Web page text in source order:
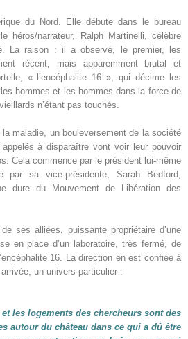
du Nord. Elle débute dans le bureau
héros/narrateur, Ralph Martinelli, célèbre
La raison : il a observé, le premier, les
récent, mais apparemment brutal et
« l’encéphalite 16 », qui décime les
hommes et les hommes dans la force de
n’étant pas touchés.
maladie, un bouleversement de la société
à disparaître vont voir leur pouvoir
Cela commence par le président lui-même
sa vice-présidente, Sarah Bedford,
dure du Mouvement de Libération des
ses alliées, puissante propriétaire d’une
en place d’un laboratoire, très fermé, de
16. La direction en est confiée à
un univers particulier :
les logements des chercheurs sont des
autour du château dans ce qui a dû être